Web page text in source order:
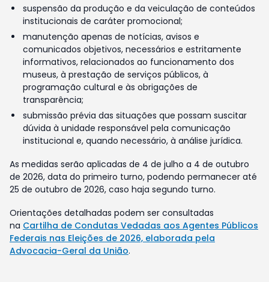
suspensão da produção e da veiculação de conteúdos
institucionais de caráter promocional;
manutenção apenas de notícias, avisos e
comunicados objetivos, necessários e estritamente
informativos, relacionados ao funcionamento dos
museus, à prestação de serviços públicos, à
programação cultural e às obrigações de
transparência;
submissão prévia das situações que possam suscitar
dúvida à unidade responsável pela comunicação
institucional e, quando necessário, à análise jurídica.
As medidas serão aplicadas de 4 de julho a 4 de outubro
de 2026, data do primeiro turno, podendo permanecer até
25 de outubro de 2026, caso haja segundo turno.
Orientações detalhadas podem ser consultadas
na Cartilha de Condutas Vedadas aos Agentes Públicos
Federais nas Eleições de 2026, elaborada pela
Advocacia-Geral da União.